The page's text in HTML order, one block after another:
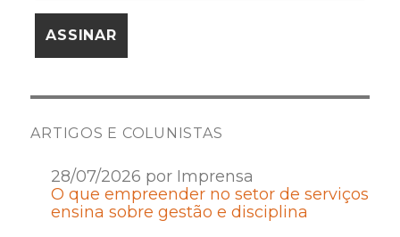
ARTIGOS E COLUNISTAS
28/07/2026 por Imprensa
O que empreender no setor de serviços
ensina sobre gestão e disciplina